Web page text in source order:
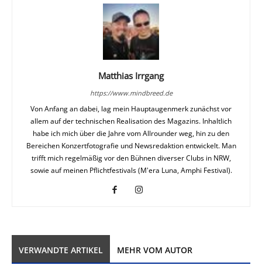
Matthias Irrgang
https://www.mindbreed.de
Von Anfang an dabei, lag mein Hauptaugenmerk zunächst vor
allem auf der technischen Realisation des Magazins. Inhaltlich
habe ich mich über die Jahre vom Allrounder weg, hin zu den
Bereichen Konzertfotografie und Newsredaktion entwickelt. Man
trifft mich regelmäßig vor den Bühnen diverser Clubs in NRW,
sowie auf meinen Pflichtfestivals (M'era Luna, Amphi Festival).
VERWANDTE ARTIKEL MEHR VOM AUTOR